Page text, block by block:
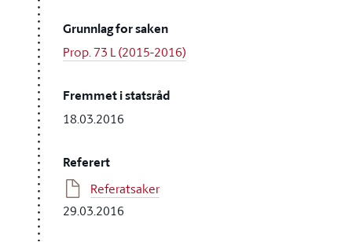
Grunnlag for saken
Prop. 73 L (2015-2016)
Fremmet i statsråd
18.03.2016
Referert
Referatsaker
29.03.2016